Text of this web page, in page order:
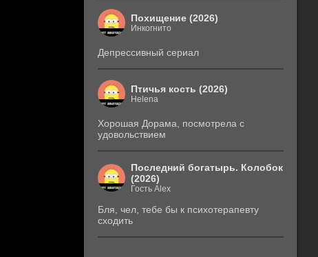
Похищение (2026)
Инкогнито
Депрессивный сериал
Птичья кость (2026)
Helena
Хорошая Дорама, посмотрела с
удовольствием
Последний богатырь. Колобок
(2026)
Гость Alex
Бля, чел, тебе бы к психотерапевту
сходить